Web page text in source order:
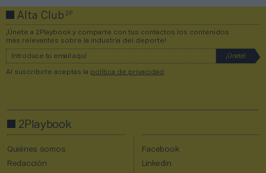
Alta Club2P
¡Únete a 2Playbook y comparte con tus contactos los contenidos
más relevantes sobre la industria del deporte!
Al suscribirte aceptas la política de privacidad .
2Playbook
Quiénes somos
Redacción
Facebook
Linkedin